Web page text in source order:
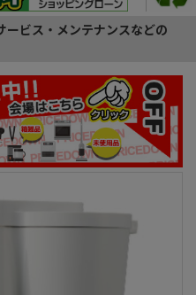
ービス・メンテナンスなどの